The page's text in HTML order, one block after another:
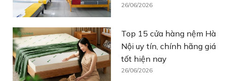
26/06/2026
Top 15 cửa hàng nệm Hà
Nội uy tín, chính hãng giá
tốt hiện nay
26/06/2026